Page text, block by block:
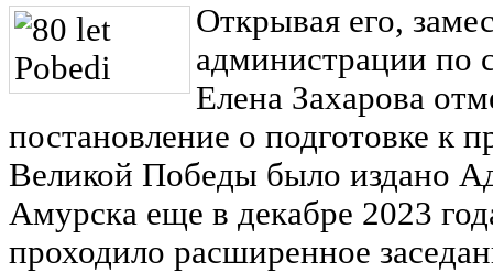
Открывая его,
администрации по
Елена Захарова
постановление о подготовке к
Великой Победы было издано
Амурска еще в декабре 2023
проходило расширенное